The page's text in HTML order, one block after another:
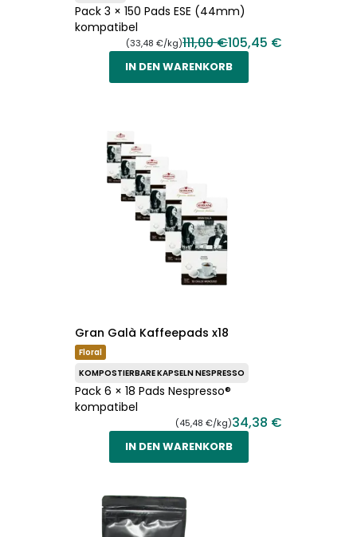
Pack 3 × 150 Pads ESE (44mm)
kompatibel
(33,48 €/kg)111,00 €105,45 €
IN DEN WARENKORB
Gran Galà Kaffeepads x18
Floral
KOMPOSTIERBARE KAPSELN NESPRESSO
Pack 6 × 18 Pads Nespresso®
kompatibel
(45,48 €/kg)34,38 €
IN DEN WARENKORB